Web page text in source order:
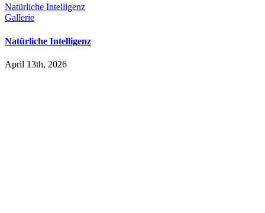
Natürliche Intelligenz
Gallerie
Natürliche Intelligenz
April 13th, 2026